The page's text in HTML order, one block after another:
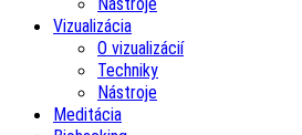
Vizualizácia
O vizualizácií
Techniky
Nástroje
Meditácia